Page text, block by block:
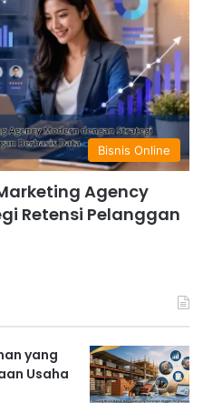
Bisnis Online
Agency
Retensi Pelanggan
yang
Usaha